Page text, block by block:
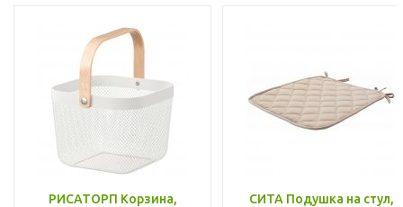
РИСАТОРП Корзина,
СИТА Подушка на стул,